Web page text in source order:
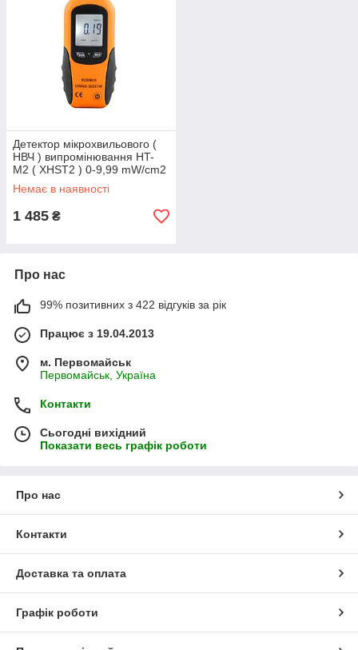
Детектор мікрохвильового (
НВЧ ) випромінювання HT-
M2 ( XHST2 ) 0-9,99 mW/cm2
Немає в наявності
1 485 ₴
Про нас
99% позитивних з 422 відгуків за рік
Працює з 19.04.2013
м. Первомайськ
Первомайськ, Україна
Контакти
Сьогодні вихідний
Показати весь графік роботи
Про нас
Контакти
Доставка та оплата
Графік роботи